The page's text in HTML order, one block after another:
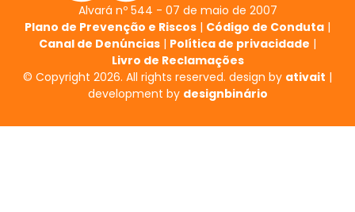
Alvará nº 544 - 07 de maio de 2007
Plano de Prevenção e Riscos | Código de Conduta |
Canal de Denúncias | Política de privacidade |
Livro de Reclamações
© Copyright 2026. All rights reserved. design by ativait |
development by designbinário